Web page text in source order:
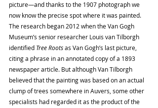
picture—and thanks to the 1907 photograph we
now know the precise spot where it was painted.
The research began 2012 when the Van Gogh
Museum’s senior researcher Louis van Tilborgh
identified Tree Roots as Van Gogh’s last picture,
citing a phrase in an annotated copy of a 1893
newspaper article. But although Van Tilborgh
believed that the painting was based on an actual
clump of trees somewhere in Auvers, some other
specialists had regarded it as the product of the